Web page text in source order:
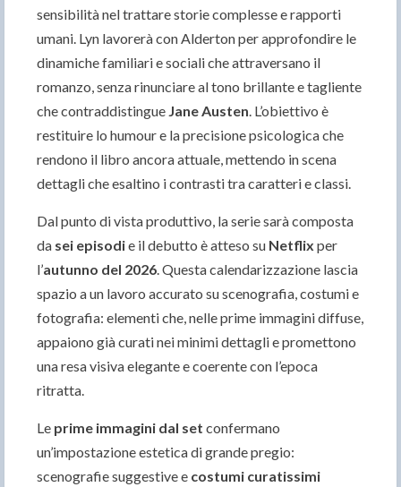
sensibilità nel trattare storie complesse e rapporti
umani. Lyn lavorerà con Alderton per approfondire le
dinamiche familiari e sociali che attraversano il
romanzo, senza rinunciare al tono brillante e tagliente
che contraddistingue Jane Austen. L’obiettivo è
restituire lo humour e la precisione psicologica che
rendono il libro ancora attuale, mettendo in scena
dettagli che esaltino i contrasti tra caratteri e classi.
Dal punto di vista produttivo, la serie sarà composta
da sei episodie il debutto è atteso su Netflix per
l’autunno del 2026. Questa calendarizzazione lascia
spazio a un lavoro accurato su scenografia, costumi e
fotografia: elementi che, nelle prime immagini diffuse,
appaiono già curati nei minimi dettagli e promettono
una resa visiva elegante e coerente con l’epoca
ritratta.
Le prime immagini dal set confermano
un’impostazione estetica di grande pregio:
scenografie suggestive e costumi curatissimi